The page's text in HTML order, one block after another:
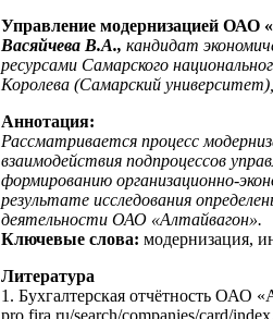
Управление модернизацией ОАО
Васяйчева В.А., кандидат
ресурсами Самарского
Королева (Самарский
Аннотация:
Рассматривается процесс
взаимодействия подпроцессов
формированию организационно-
результате исследования
деятельности ОАО «Алтайвагон».
Ключевые слова: модернизация,
Литература
1. Бухгалтерская отчётность ОАО